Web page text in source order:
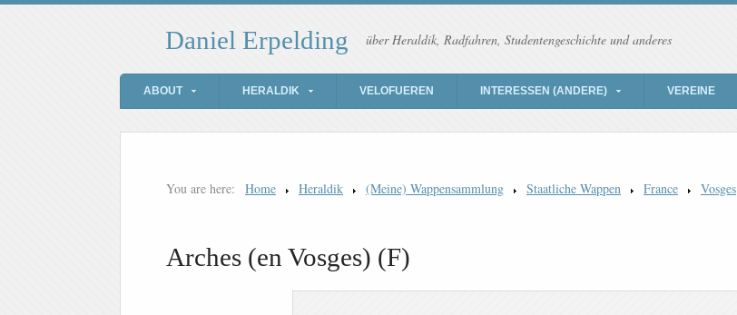
Daniel Erpelding über Heraldik, Radfahren, Studentengeschichte und anderes
ABOUT HERALDIK VELOFUEREN INTERESSEN (ANDERE) VEREINE
You are here: Home Heraldik (Meine) Wappensammlung Staatliche Wappen France Vosges
Arches (en Vosges) (F)